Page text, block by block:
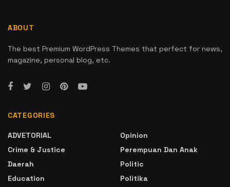
ABOUT
The best Premium WordPress Themes that perfect for news,
magazine, personal blog, etc.
CATEGORIES
ADVETORIAL
Crime & Justice
Daerah
Education
Opinion
Perempuan Dan Anak
Politic
Politika